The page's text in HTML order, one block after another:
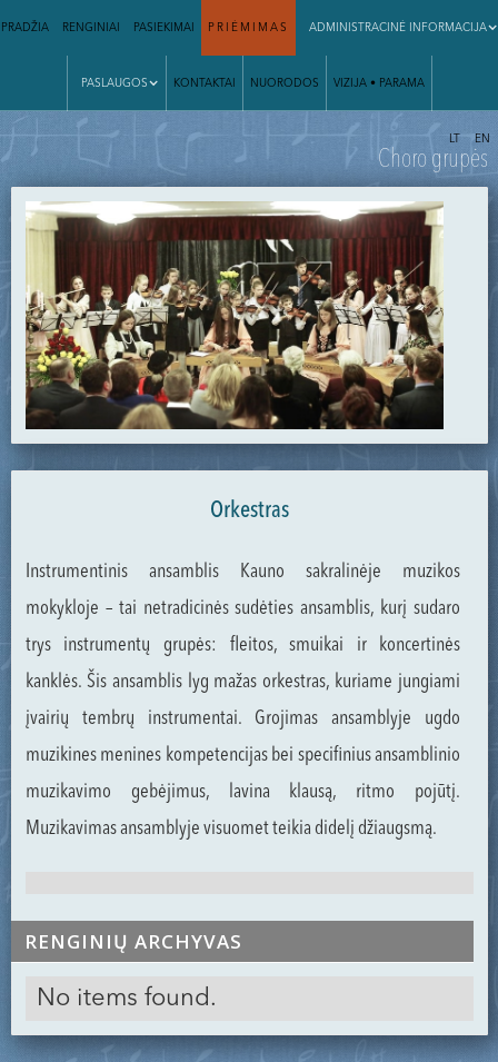
PRADŽIA RENGINIAI PASIEKIMAI PRIĖMIMAS ADMINISTRACINĖ INFORMACIJA
PASLAUGOS KONTAKTAI NUORODOS VIZIJA • PARAMA
| LT EN
Choro grupės
Orkestras
Instrumentinis ansamblis Kauno sakralinėje muzikos
mokykloje – tai netradicinės sudėties ansamblis, kurį sudaro
trys instrumentų grupės: fleitos, smuikai ir koncertinės
kanklės. Šis ansamblis lyg mažas orkestras, kuriame jungiami
įvairių tembrų instrumentai. Grojimas ansamblyje ugdo
muzikines menines kompetencijas bei specifinius ansamblinio
muzikavimo gebėjimus, lavina klausą, ritmo pojūtį.
Muzikavimas ansamblyje visuomet teikia didelį džiaugsmą.
RENGINIŲ ARCHYVAS
No items found.